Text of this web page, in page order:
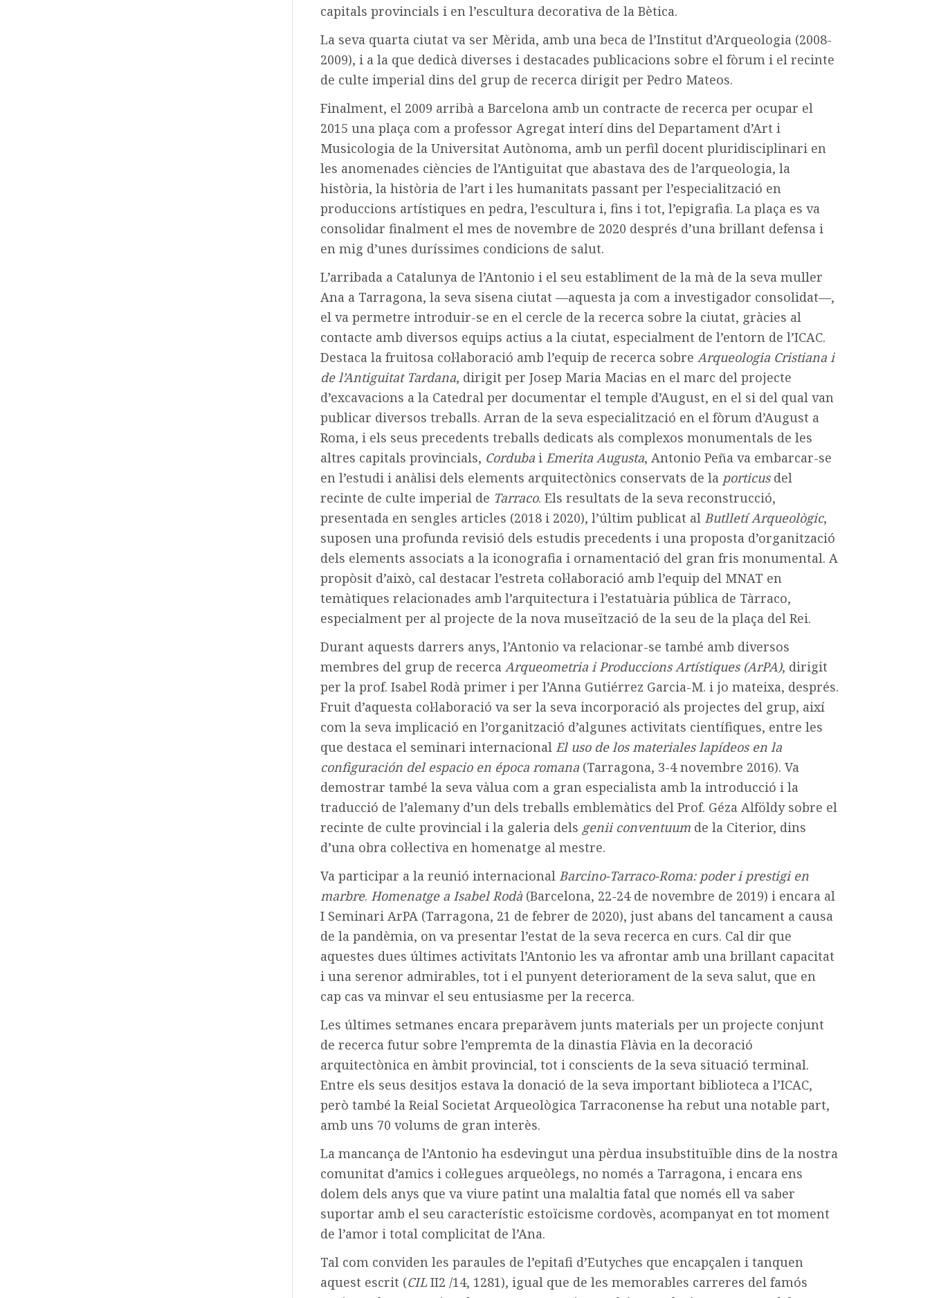
capitals provincials i en l’escultura decorativa de la Bètica.
La seva quarta ciutat va ser Mèrida, amb una beca de l’Institut d’Arqueologia (2008-
2009), i a la que dedicà diverses i destacades publicacions sobre el fòrum i el recinte
de culte imperial dins del grup de recerca dirigit per Pedro Mateos.
Finalment, el 2009 arribà a Barcelona amb un contracte de recerca per ocupar el
2015 una plaça com a professor Agregat interí dins del Departament d’Art i
Musicologia de la Universitat Autònoma, amb un perfil docent pluridisciplinari en
les anomenades ciències de l’Antiguitat que abastava des de l’arqueologia, la
història, la història de l’art i les humanitats passant per l’especialització en
produccions artístiques en pedra, l’escultura i, fins i tot, l’epigrafia. La plaça es va
consolidar finalment el mes de novembre de 2020 després d’una brillant defensa i
en mig d’unes duríssimes condicions de salut.
L’arribada a Catalunya de l’Antonio i el seu establiment de la mà de la seva muller
Ana a Tarragona, la seva sisena ciutat —aquesta ja com a investigador consolidat—,
el va permetre introduir-se en el cercle de la recerca sobre la ciutat, gràcies al
contacte amb diversos equips actius a la ciutat, especialment de l’entorn de l’ICAC.
Destaca la fruitosa col·laboració amb l’equip de recerca sobre Arqueologia Cristiana i
de l’Antiguitat Tardana, dirigit per Josep Maria Macias en el marc del projecte
d’excavacions a la Catedral per documentar el temple d’August, en el si del qual van
publicar diversos treballs. Arran de la seva especialització en el fòrum d’August a
Roma, i els seus precedents treballs dedicats als complexos monumentals de les
altres capitals provincials, Corduba i Emerita Augusta, Antonio Peña va embarcar-se
en l’estudi i anàlisi dels elements arquitectònics conservats de la porticus del
recinte de culte imperial de Tarraco. Els resultats de la seva reconstrucció,
presentada en sengles articles (2018 i 2020), l’últim publicat al Butlletí Arqueològic,
suposen una profunda revisió dels estudis precedents i una proposta d’organització
dels elements associats a la iconografia i ornamentació del gran fris monumental. A
propòsit d’això, cal destacar l’estreta col·laboració amb l’equip del MNAT en
temàtiques relacionades amb l’arquitectura i l’estatuària pública de Tàrraco,
especialment per al projecte de la nova museïtzació de la seu de la plaça del Rei.
Durant aquests darrers anys, l’Antonio va relacionar-se també amb diversos
membres del grup de recerca Arqueometria i Produccions Artístiques (ArPA), dirigit
per la prof. Isabel Rodà primer i per l’Anna Gutiérrez Garcia-M. i jo mateixa, després.
Fruit d’aquesta col·laboració va ser la seva incorporació als projectes del grup, així
com la seva implicació en l’organització d’algunes activitats científiques, entre les
que destaca el seminari internacional El uso de los materiales lapídeos en la
configuración del espacio en época romana (Tarragona, 3-4 novembre 2016). Va
demostrar també la seva vàlua com a gran especialista amb la introducció i la
traducció de l’alemany d’un dels treballs emblemàtics del Prof. Géza Alföldy sobre el
recinte de culte provincial i la galeria dels genii conventuum de la Citerior, dins
d’una obra col·lectiva en homenatge al mestre.
Va participar a la reunió internacional Barcino-Tarraco-Roma: poder i prestigi en
marbre. Homenatge a Isabel Rodà (Barcelona, 22-24 de novembre de 2019) i encara al
I Seminari ArPA (Tarragona, 21 de febrer de 2020), just abans del tancament a causa
de la pandèmia, on va presentar l’estat de la seva recerca en curs. Cal dir que
aquestes dues últimes activitats l’Antonio les va afrontar amb una brillant capacitat
i una serenor admirables, tot i el punyent deteriorament de la seva salut, que en
cap cas va minvar el seu entusiasme per la recerca.
Les últimes setmanes encara preparàvem junts materials per un projecte conjunt
de recerca futur sobre l’empremta de la dinastia Flàvia en la decoració
arquitectònica en àmbit provincial, tot i conscients de la seva situació terminal.
Entre els seus desitjos estava la donació de la seva important biblioteca a l’ICAC,
però també la Reial Societat Arqueològica Tarraconense ha rebut una notable part,
amb uns 70 volums de gran interès.
La mancança de l’Antonio ha esdevingut una pèrdua insubstituïble dins de la nostra
comunitat d’amics i col·legues arqueòlegs, no només a Tarragona, i encara ens
dolem dels anys que va viure patint una malaltia fatal que només ell va saber
suportar amb el seu característic estoïcisme cordovès, acompanyat en tot moment
de l’amor i total complicitat de l’Ana.
Tal com conviden les paraules de l’epitafi d’Eutyches que encapçalen i tanquen
aquest escrit (CIL II2 /14, 1281), igual que de les memorables carreres del famós